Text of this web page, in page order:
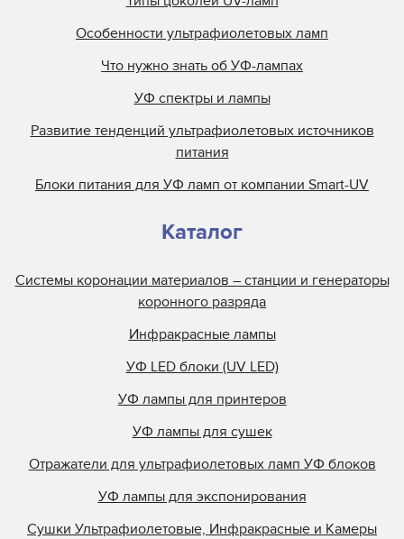
Особенности ультрафиолетовых ламп
Что нужно знать об УФ-лампах
УФ спектры и лампы
Развитие тенденций ультрафиолетовых источников
питания
Блоки питания для УФ ламп от компании Smart-UV
Каталог
Системы коронации материалов – станции и генераторы
коронного разряда
Инфракрасные лампы
УФ LED блоки (UV LED)
УФ лампы для принтеров
УФ лампы для сушек
Отражатели для ультрафиолетовых ламп УФ блоков
УФ лампы для экспонирования
Сушки Ультрафиолетовые, Инфракрасные и Камеры